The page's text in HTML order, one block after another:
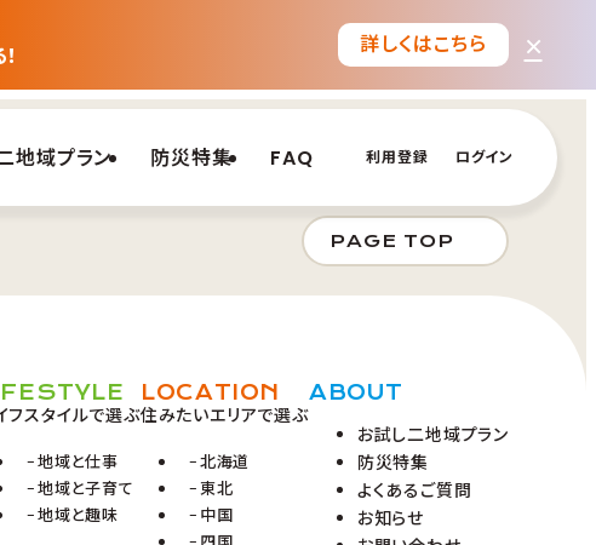
詳しくはこちら ×
地域プラン 防災特集 FAQ 利用登録 ログイン
PAGE TOP
フスタイルで選ぶ
地域と仕事
地域と子育て
地域と趣味
LOCATION
住みたいエリアで選ぶ
北海道
東北
中国
ABOUT
お試し二地域プラン
防災特集
よくあるご質問
お知らせ